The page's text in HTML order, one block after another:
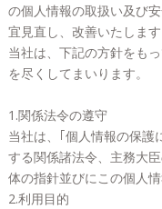
の個人情報の取扱い及び
宜見直し、改善いたします
当社は、下記の方針をも
を尽くしてまいります。
1.関係法令の遵守
当社は、｢個人情報の保護
する関係諸法令、主務大
体の指針並びにこの個人
2.利用目的